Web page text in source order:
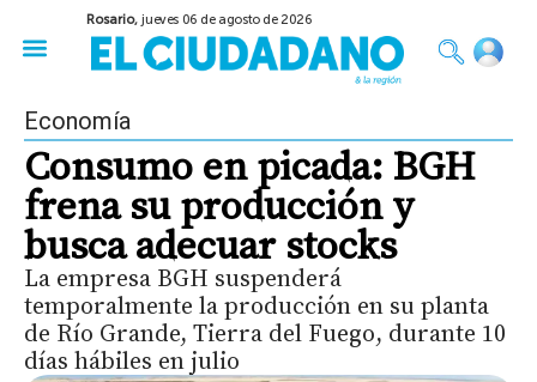
Rosario,jueves 06 de agosto de 2026
Economía
Consumo en picada: BGH
frena su producción y
busca adecuar stocks
La empresa BGH suspenderá
temporalmente la producción en su planta
de Río Grande, Tierra del Fuego, durante 10
días hábiles en julio